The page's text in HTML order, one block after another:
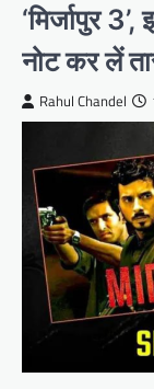
‘मिर्जापुर
नोट कर लें
Rahul Chandel